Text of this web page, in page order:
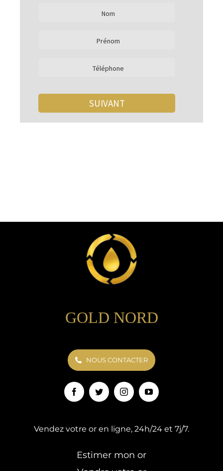
GOLD NORD
NOUS CONTACTER
Vendez votre or en ligne, 24h/24 et 7j/7.
Estimer mon or